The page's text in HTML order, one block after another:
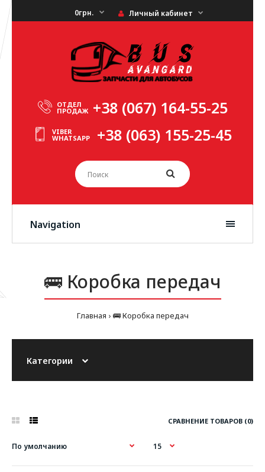
0грн. Личный кабинет
ОТДЕЛ
ПРОДАЖ +38 (067) 164-55-25
VIBER
WHATSAPP +38 (063) 155-25-45
Navigation
🚌 Коробка передач
Главная 🚌 Коробка передач
Категории
СРАВНЕНИЕ ТОВАРОВ (0)